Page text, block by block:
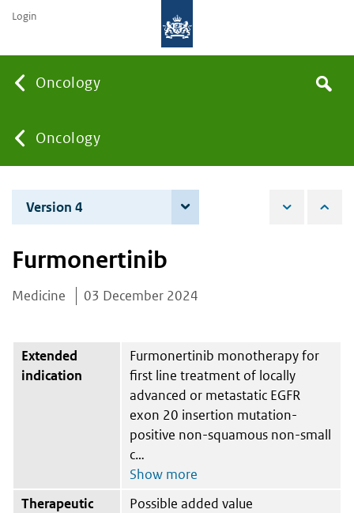
Oncology
You
are
here:
Oncology
the
Search
Login
Version 4
Furmonertinib
Medicine 03 December 2024
Extended
indication
Furmonertinib monotherapy for
first line treatment of locally
advanced or metastatic EGFR
exon 20 insertion mutation-
positive non-squamous non-small
c
Therapeutic
Possible added value